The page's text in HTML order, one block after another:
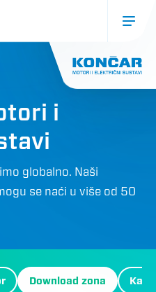
i
globalno. Naši
se naći u više od 50
Download zona